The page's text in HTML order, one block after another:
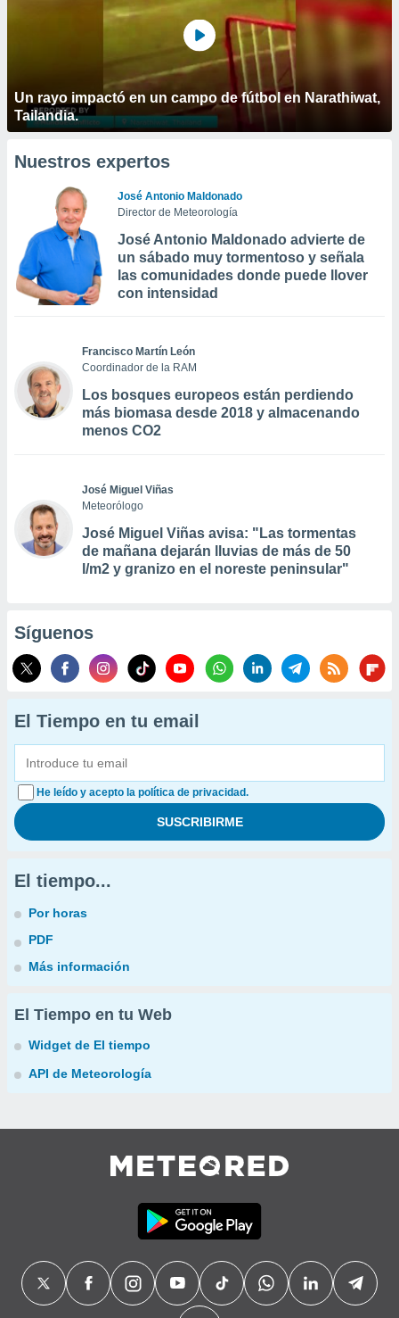
Un rayo impactó en un campo de fútbol en Narathiwat,
Tailandia.
Nuestros expertos
José Antonio Maldonado
Director de Meteorología
José Antonio Maldonado advierte de
un sábado muy tormentoso y señala
las comunidades donde puede llover
con intensidad
Francisco Martín León
Coordinador de la RAM
Los bosques europeos están perdiendo
más biomasa desde 2018 y almacenando
menos CO2
José Miguel Viñas
Meteorólogo
José Miguel Viñas avisa: "Las tormentas
de mañana dejarán lluvias de más de 50
l/m2 y granizo en el noreste peninsular"
Síguenos
El Tiempo en tu email
He leído y acepto la política de privacidad.
El tiempo...
Por horas
PDF
Más información
El Tiempo en tu Web
Widget de El tiempo
API de Meteorología